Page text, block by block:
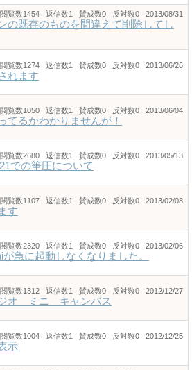
閲覧数1454 返信数1 賛成数0 反対数0 2013/08/31
の既存のものを間違えて削除してし
閲覧数1274 返信数1 賛成数0 反対数0 2013/06/26
れます
閲覧数1050 返信数1 賛成数0 反対数0 2013/06/04
てるかわかりませんが！
閲覧数2680 返信数1 賛成数0 反対数0 2013/05/13
での筆圧について
閲覧数1107 返信数1 賛成数0 反対数0 2013/02/08
す
閲覧数2320 返信数1 賛成数0 反対数0 2013/02/06
急に起動しなくなりました。
閲覧数1312 返信数1 賛成数0 反対数0 2012/12/27
オ ミニ キャンバス
閲覧数1004 返信数1 賛成数0 反対数0 2012/12/25
示